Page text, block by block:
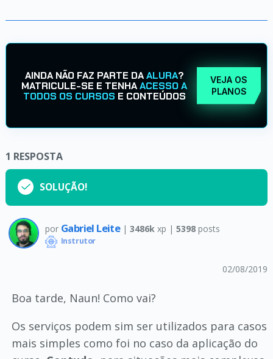
AINDA NÃO FAZ PARTE DAALURA?
MATRICULE-SE E TENHAACESSO A
TODOS OS CURSOS E CONTEÚDOS
VEJA OS
PLANOS
1 RESPOSTA
SOLUÇÃO!
por Gabriel Leite | 3486k xp | 5398posts
Instrutor
02/08/2019
Boa tarde, Naun! Como vai?
Os serviços podem sim ser utilizados para casos
mais simples como foi no caso da aplicação do